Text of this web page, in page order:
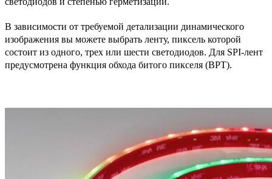
В зависимости от требуемой детализации динамического
изображения вы можете выбрать ленту, пиксель которой
состоит из одного, трех или шести светодиодов. Для SPI-лент
предусмотрена функция обхода битого пикселя (BPT).